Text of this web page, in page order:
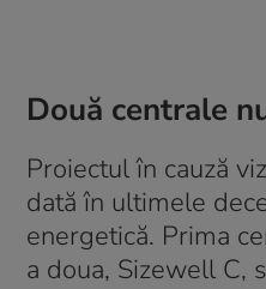
Două centrale
Proiectul în cauză
dată în ultimele
energetică. Prima
a doua, Sizewell C,